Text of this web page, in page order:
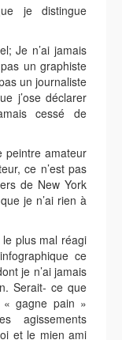
je distingue
Je n’ai jamais
un graphiste
un journaliste
j’ose déclarer
cessé de
peintre amateur
ce n’est pas
de New York
je n’ai rien à
plus mal réagi
ce
je n’ai jamais
Serait- ce que
« gagne pain »
agissements
et le mien ami